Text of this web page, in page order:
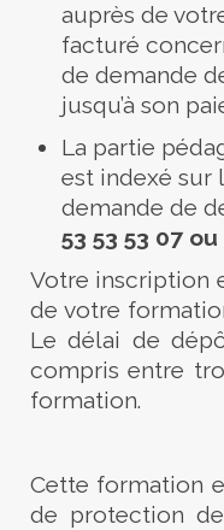
auprès de
facturé
de demande
jusqu’à son
La partie
est indexé sur
demande de
53 53 53 07ou
Votre inscription
de votre
Le délai de
compris entre
formation.
Cette formation
de protection